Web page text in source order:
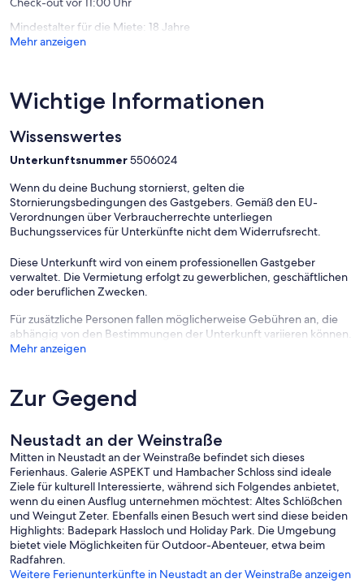
Wir freuen uns sehr, Sie bei uns begrüßen zu dürfen und setzen
alles daran, Ihren Aufenthalt so angenehm wie möglich für Sie zu
gestalten.
Herzliche Grüße,
11:00 möglich.
Mindestalter für die Miete: 18 Jahre
Mehr anzeigen
Wichtige Informationen
Wissenswertes
Unterkunftsnummer5506024
Wenn du deine Buchung stornierst, gelten die
Stornierungsbedingungen des Gastgebers. Gemäß den EU-
Verordnungen über Verbraucherrechte unterliegen
Buchungsservices für Unterkünfte nicht dem Widerrufsrecht.
Diese Unterkunft wird von einem professionellen Gastgeber
verwaltet. Die Vermietung erfolgt zu gewerblichen, geschäftlichen
oder beruflichen Zwecken.
Für zusätzliche Personen fallen möglicherweise Gebühren an, die
abhängig von den Bestimmungen der Unterkunft variieren können.
Mehr anzeigen
Zur Gegend
Neustadt an der Weinstraße
Mitten in Neustadt an der Weinstraße befindet sich dieses
Ferienhaus. Galerie ASPEKT und Hambacher Schloss sind ideale
Ziele für kulturell Interessierte, während sich Folgendes anbietet,
wenn du einen Ausflug unternehmen möchtest: Altes Schlößchen
und Weingut Zeter. Ebenfalls einen Besuch wert sind diese beiden
Highlights: Badepark Hassloch und Holiday Park. Die Umgebung
bietet viele Möglichkeiten für Outdoor-Abenteuer, etwa beim
Radfahren.
Weitere Ferienunterkünfte in Neustadt an der Weinstraße anzeigen